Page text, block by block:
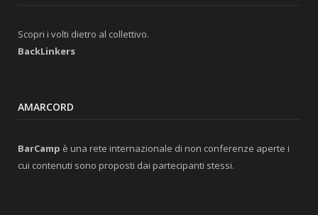
Scopri i volti dietro al collettivo.
BackLinkers
AMARCORD
BarCamp è una rete internazionale di non conferenze aperte i
cui contenuti sono proposti dai partecipanti stessi.